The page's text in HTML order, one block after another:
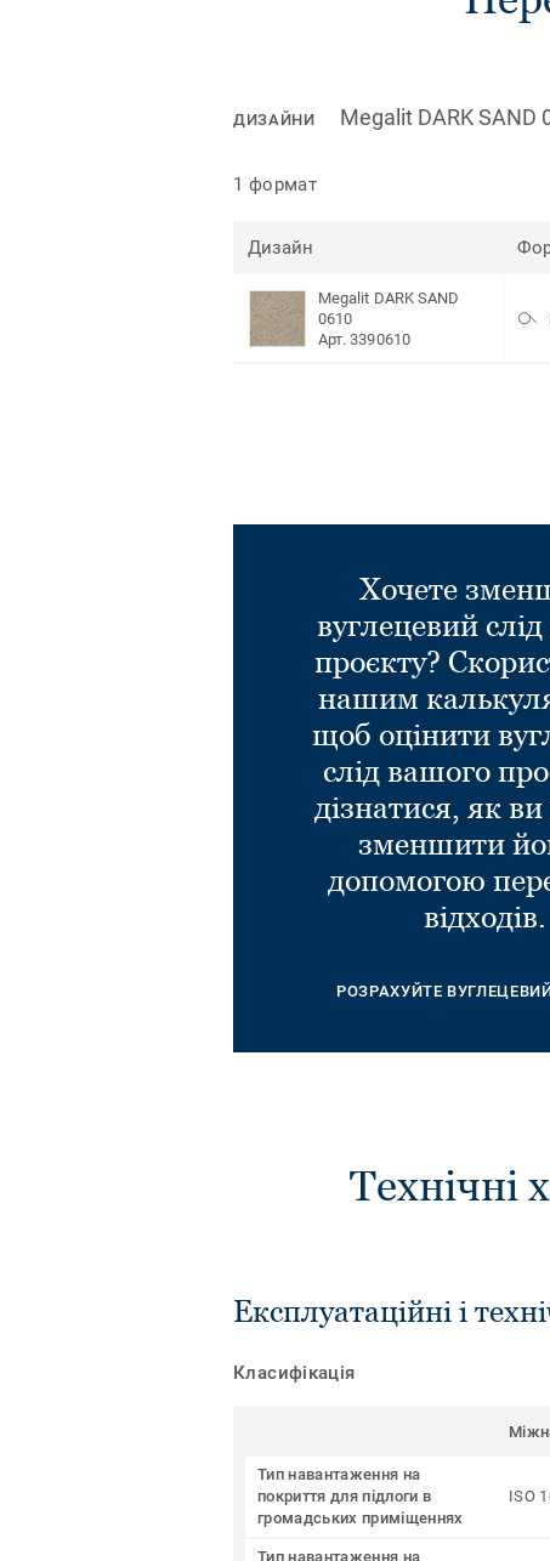
ДИЗАЙНИ Megalit DARK SAND
1 формат
Дизайн
Megalit DARK SAND
0610
Арт. 3390610
Хочете
вуглецевий
проєкту?
нашим
щоб оцінити
слід вашого
дізнатися, як
зменшити
допомогою
відходів.
РОЗРАХУЙТЕ
Технічні
Експлуатаційні і
Класифікація
Тип навантаження на
покриття для підлоги в
громадських приміщеннях
ISO
Тип навантаження на